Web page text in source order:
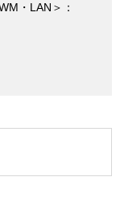
・LAN＞：